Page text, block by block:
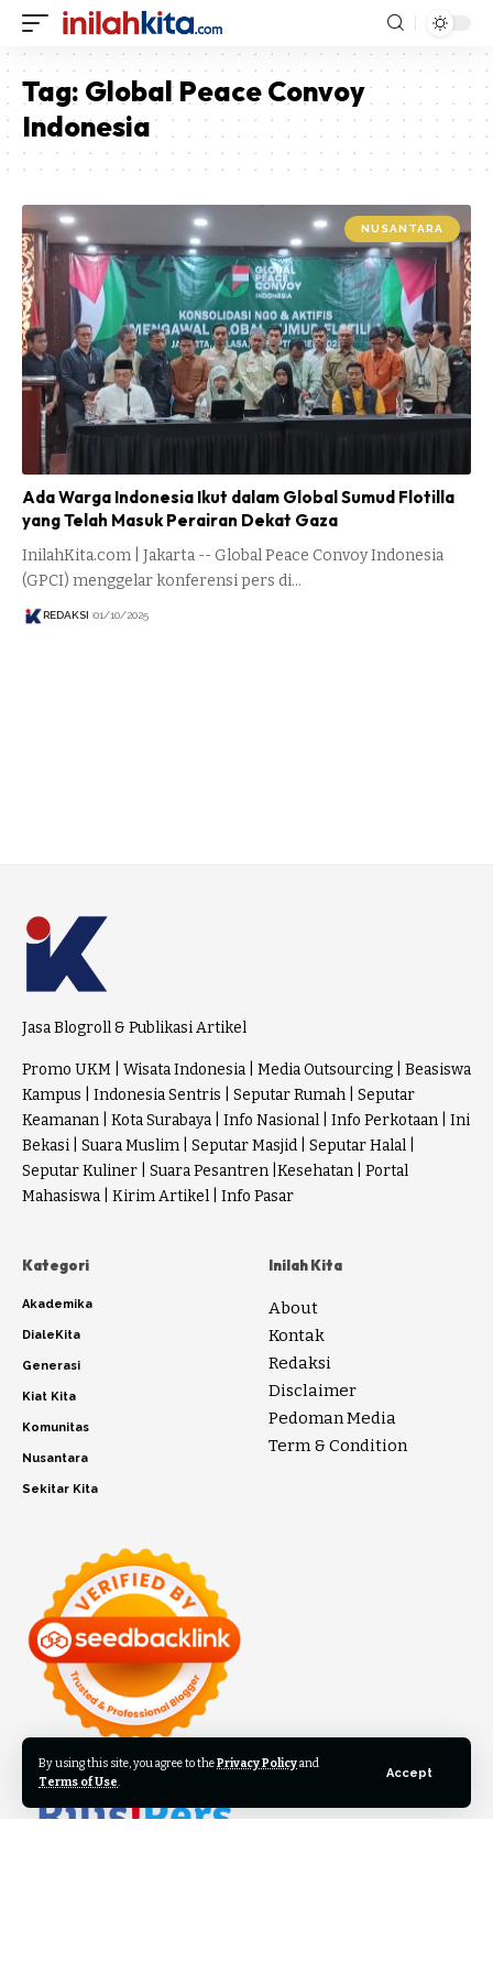
By using this site, you agree to thePrivacy Policyand
Terms of Use.
Accept
Tag: Global Peace Convoy
Indonesia
NUSANTARA
Ada Warga Indonesia Ikut dalam Global Sumud Flotilla
yang Telah Masuk Perairan Dekat Gaza
InilahKita.com | Jakarta -- Global Peace Convoy Indonesia
(GPCI) menggelar konferensi pers di…
REDAKSI 01/10/2025
Jasa Blogroll & Publikasi Artikel
Promo UKM Wisata Indonesia Media Outsourcing
Beasiswa
Kampus
Indonesia Sentris Seputar Rumah
Seputar
Keamanan
Kota Surabaya Info Nasional Info Perkotaan
Ini
Bekasi
Suara Muslim Seputar Masjid Seputar Halal
Seputar Kuliner
Suara Pesantren Kesehatan
Portal
Mahasiswa
Kirim Artikel Info Pasar
Kategori
Akademika
DialeKita
Generasi
Kiat Kita
Komunitas
Nusantara
Sekitar Kita
Inilah Kita
About
Kontak
Redaksi
Disclaimer
Pedoman Media
Term & Condition